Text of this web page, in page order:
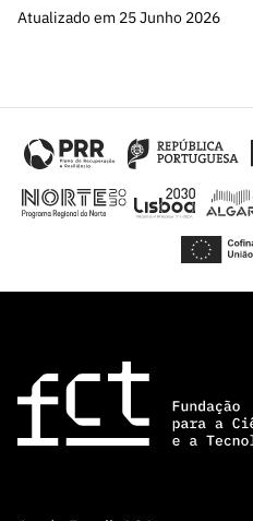
Atualizado em 25 Junho 2026